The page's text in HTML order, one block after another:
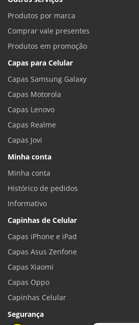
Produtos por marca
Comprar vale presentes
Produtos em promoção
Capas para Celular
Capas Samsung Galaxy
Capas Motorola
Capas Lenovo
Capas Realme
Capas Jovi
Minha conta
Minha conta
Histórico de pedidos
Informativo
Capinhas de Celular
Capas iPhone e iPad
Capas Asus Zenfone
Capas Xiaomi
Capas Oppo
Capinhas Celular
Segurança